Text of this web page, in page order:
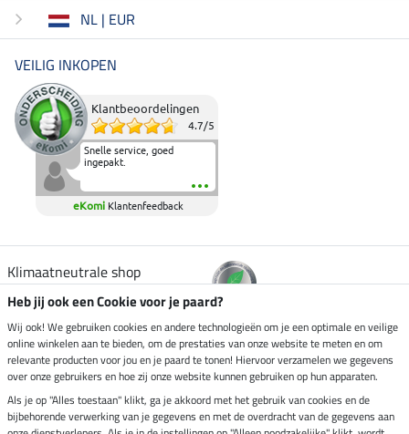
NL | EUR
VEILIG INKOPEN
Klantbeoordelingen
4.7/5
Snelle service, goed
ingepakt.
eKomi Klantenfeedback
Klimaatneutrale shop
Verzending per
Veilig betalen met
Heb jij ook een Cookie voor je paard?
Wij ook! We gebruiken cookies en andere technologieën om je een optimale en veilige
online winkelen aan te bieden, om de prestaties van onze website te meten en om
relevante producten voor jou en je paard te tonen! Hiervoor verzamelen we gegevens
over onze gebruikers en hoe zij onze website kunnen gebruiken op hun apparaten.
Als je op "Alles toestaan" klikt, ga je akkoord met het gebruik van cookies en de
bijbehorende verwerking van je gegevens en met de overdracht van de gegevens aan